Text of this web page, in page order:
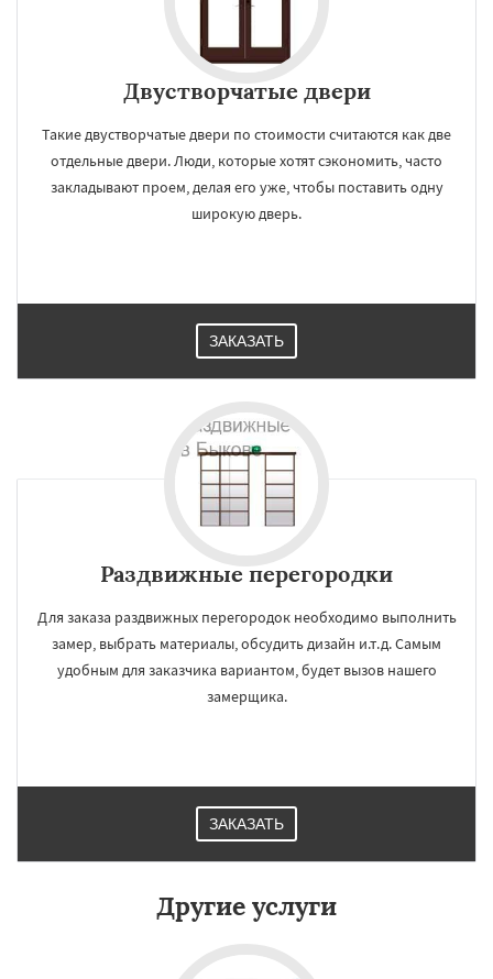
Двустворчатые двери
Такие двустворчатые двери по стоимости считаются как две
отдельные двери. Люди, которые хотят сэкономить, часто
закладывают проем, делая его уже, чтобы поставить одну
широкую дверь.
ЗАКАЗАТЬ
Раздвижные перегородки
Для заказа раздвижных перегородок необходимо выполнить
замер, выбрать материалы, обсудить дизайн и.т.д. Самым
удобным для заказчика вариантом, будет вызов нашего
замерщика.
ЗАКАЗАТЬ
Другие услуги